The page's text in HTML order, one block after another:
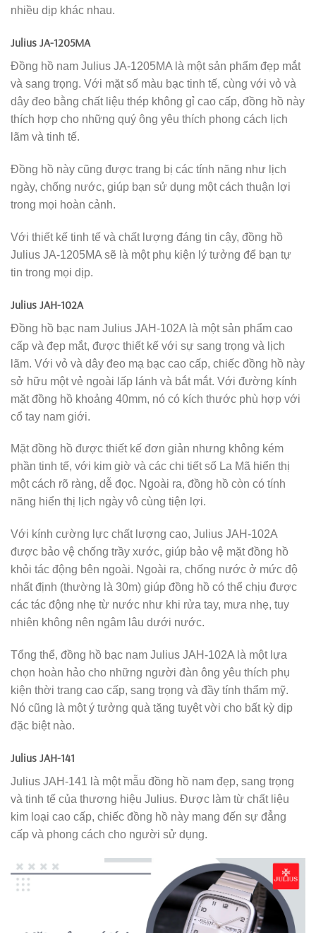
nhiều dịp khác nhau.
Julius JA-1205MA
Đồng hồ nam Julius JA-1205MA là một sản phẩm đẹp mắt
và sang trọng. Với mặt số màu bạc tinh tế, cùng với vỏ và
dây đeo bằng chất liệu thép không gỉ cao cấp, đồng hồ này
thích hợp cho những quý ông yêu thích phong cách lịch
lãm và tinh tế.
Đồng hồ này cũng được trang bị các tính năng như lịch
ngày, chống nước, giúp bạn sử dụng một cách thuận lợi
trong mọi hoàn cảnh.
Với thiết kế tinh tế và chất lượng đáng tin cậy, đồng hồ
Julius JA-1205MA sẽ là một phụ kiện lý tưởng để bạn tự
tin trong mọi dịp.
Julius JAH-102A
Đồng hồ bạc nam Julius JAH-102A là một sản phẩm cao
cấp và đẹp mắt, được thiết kế với sự sang trọng và lịch
lãm. Với vỏ và dây đeo mạ bạc cao cấp, chiếc đồng hồ này
sở hữu một vẻ ngoài lấp lánh và bắt mắt. Với đường kính
mặt đồng hồ khoảng 40mm, nó có kích thước phù hợp với
cổ tay nam giới.
Mặt đồng hồ được thiết kế đơn giản nhưng không kém
phần tinh tế, với kim giờ và các chi tiết số La Mã hiển thị
một cách rõ ràng, dễ đọc. Ngoài ra, đồng hồ còn có tính
năng hiển thị lịch ngày vô cùng tiện lợi.
Với kính cường lực chất lượng cao, Julius JAH-102A
được bảo vệ chống trầy xước, giúp bảo vệ mặt đồng hồ
khỏi tác động bên ngoài. Ngoài ra, chống nước ở mức độ
nhất định (thường là 30m) giúp đồng hồ có thể chịu được
các tác động nhẹ từ nước như khi rửa tay, mưa nhẹ, tuy
nhiên không nên ngâm lâu dưới nước.
Tổng thể, đồng hồ bạc nam Julius JAH-102A là một lựa
chọn hoàn hảo cho những người đàn ông yêu thích phụ
kiện thời trang cao cấp, sang trọng và đầy tính thẩm mỹ.
Nó cũng là một ý tưởng quà tặng tuyệt vời cho bất kỳ dịp
đặc biệt nào.
Julius JAH-141
Julius JAH-141 là một mẫu đồng hồ nam đẹp, sang trọng
và tinh tế của thương hiệu Julius. Được làm từ chất liệu
kim loại cao cấp, chiếc đồng hồ này mang đến sự đẳng
cấp và phong cách cho người sử dụng.